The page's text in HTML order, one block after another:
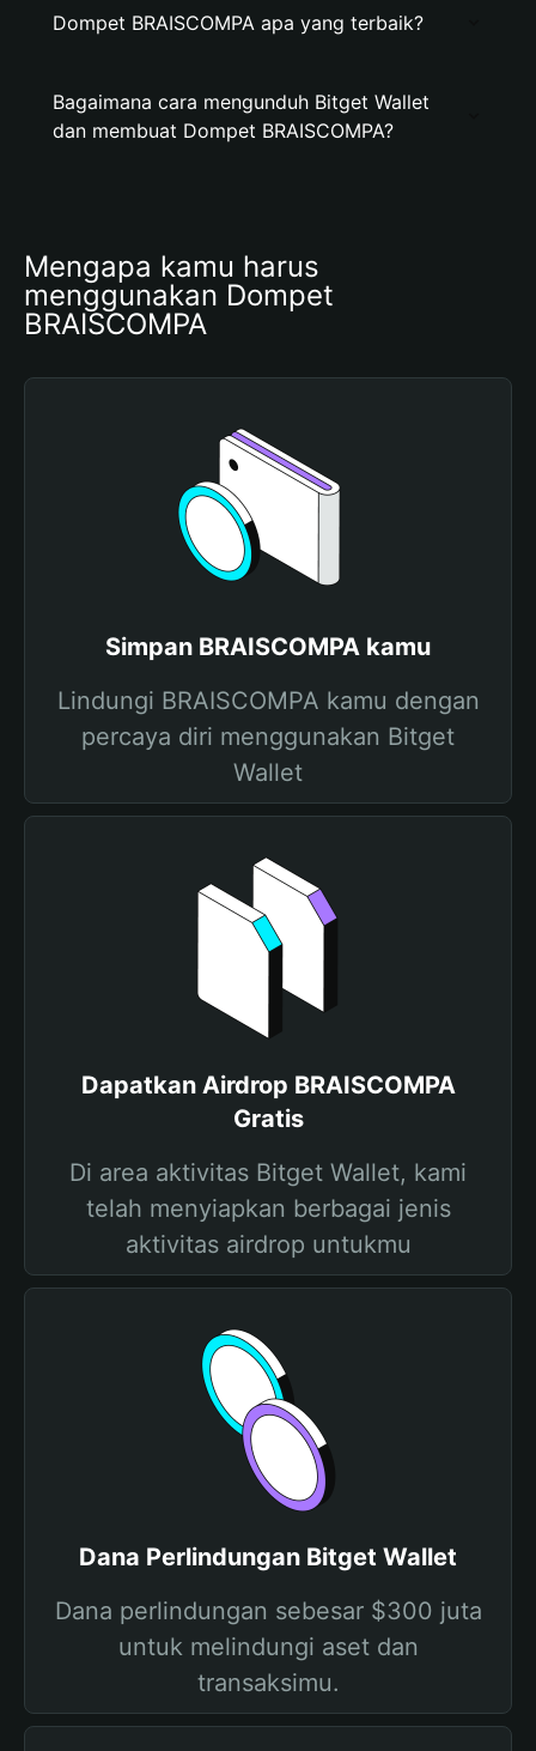
Dompet BRAISCOMPA apa yang terbaik?
Bagaimana cara mengunduh Bitget Wallet
dan membuat Dompet BRAISCOMPA?
Mengapa kamu harus
menggunakan Dompet
BRAISCOMPA
Simpan BRAISCOMPA kamu
Lindungi BRAISCOMPA kamu dengan
percaya diri menggunakan Bitget
Wallet
Dapatkan Airdrop BRAISCOMPA
Gratis
Di area aktivitas Bitget Wallet, kami
telah menyiapkan berbagai jenis
aktivitas airdrop untukmu
Dana Perlindungan Bitget Wallet
Dana perlindungan sebesar $300 juta
untuk melindungi aset dan
transaksimu.